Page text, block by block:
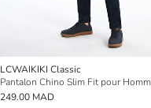
LCWAIKIKI Classic
Pantalon Chino Slim Fit pour
249.00 MAD